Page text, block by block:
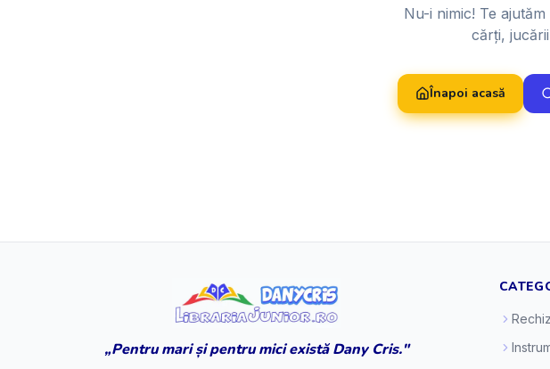
Nu-i nimic! Te
cărți,
Înapoi acasă
„Pentru mari și pentru mici există Dany Cris."